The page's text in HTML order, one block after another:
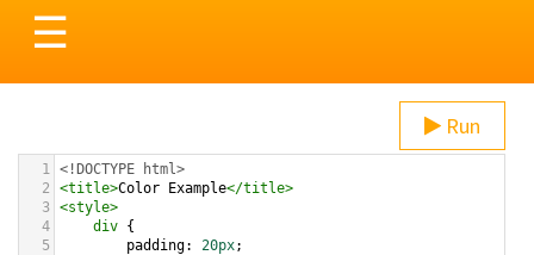
Toggle
navigation
☰
Run
1 <!DOCTYPE html>
2
<title>Color Example</title>
3 <style>
4
div {
5
padding: 20px;